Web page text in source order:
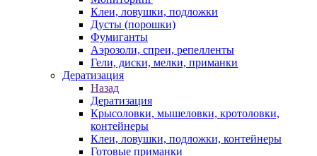
Клеи, ловушки, подложки
Дусты (порошки)
Фумиганты
Аэрозоли, спреи, репелленты
Гели, диски, мелки, приманки
Дератизация
Назад
Дератизация
Крысоловки, мышеловки, кротоловки,
контейнеры
Клеи, ловушки, подложки, контейнеры
Готовые приманки